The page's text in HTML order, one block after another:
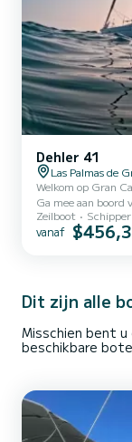
Dehler 41
Las Palmas de
Welkom op Gran Canaria!!! Ontdek een andere
Ga mee aan
waar maximaal 10
bieden u het beste
(afhankelijk van de
Zeilboot
vanaf
Dit zijn alle
Misschien bent
beschikbare